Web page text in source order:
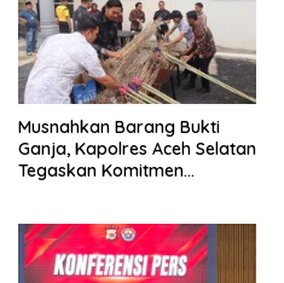
Musnahkan Barang Bukti
Ganja, Kapolres Aceh Selatan
Tegaskan Komitmen